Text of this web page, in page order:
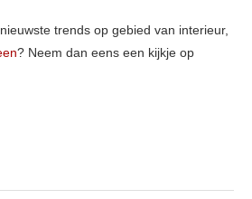
trends op gebied van interieur,
? Neem dan eens een kijkje op